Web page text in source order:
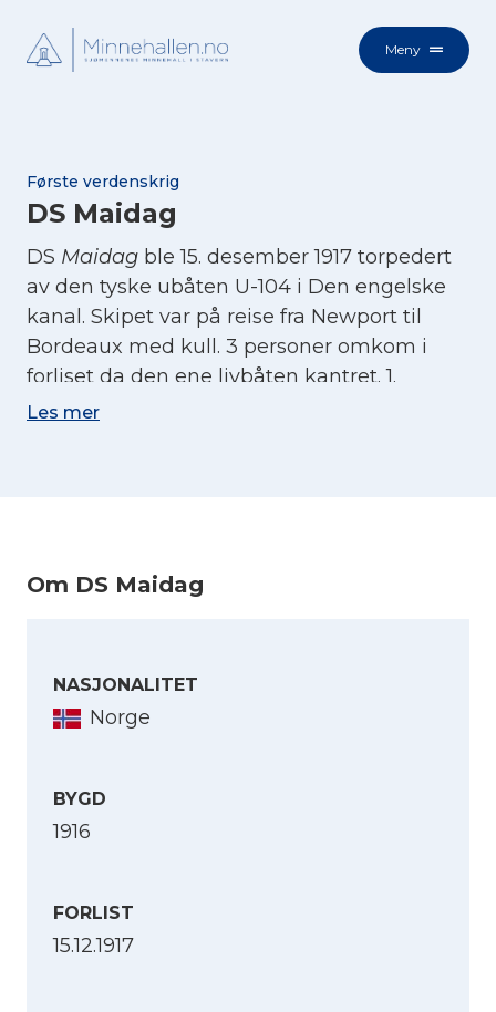
Meny
Første verdenskrig
DS Maidag
DS Maidag ble 15. desember 1917 torpedert
av den tyske ubåten U-104 i Den engelske
kanal. Skipet var på reise fra Newport til
Bordeaux med kull. 3 personer omkom i
forliset da den ene livbåten kantret. 1.
styrmann og 1. maskinist ble hardt såret.
krigsforlis, 1914-1918. B. 3 : 2det halvaar 1917,
Les mer
Om DS Maidag
NASJONALITET
Norge
BYGD
1916
FORLIST
15.12.1917